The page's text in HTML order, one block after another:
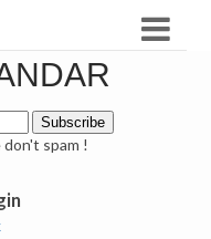
spam !